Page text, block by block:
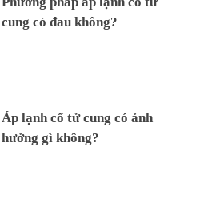
cung có đau không?